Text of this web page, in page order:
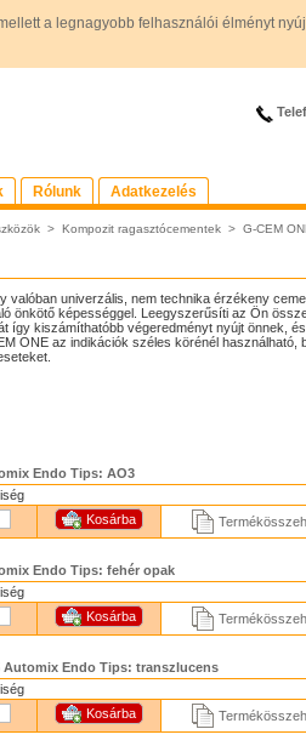
a legnagyobb felhasználói élményt
Rólunk Adatkezelés
> Kompozit ragasztócementek > G-CEM
valóban univerzális, nem technika érzékeny
önkötő képességgel. Leegyszerűsíti az Ön
így kiszámíthatóbb végeredményt nyújt önnek,
ONE az indikációk széles körénél használható,
Endo Tips: AO3
Endo Tips: fehér opak
Automix Endo Tips: transzlucens